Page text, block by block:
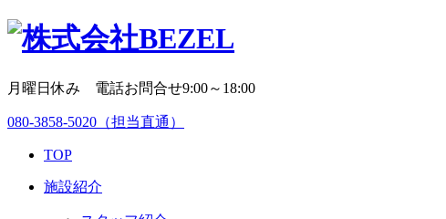
月曜日休み 電話お問合せ9:00～18:00
080-3858-5020 （担当直通）
TOP
施設紹介